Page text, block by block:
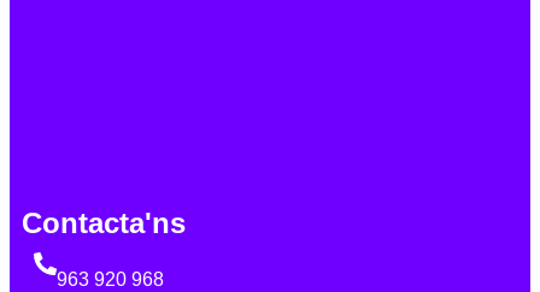
Contacta'ns
963 920 968